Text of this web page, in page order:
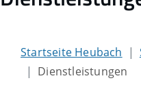
Startseite Heubach
Dienstleistungen